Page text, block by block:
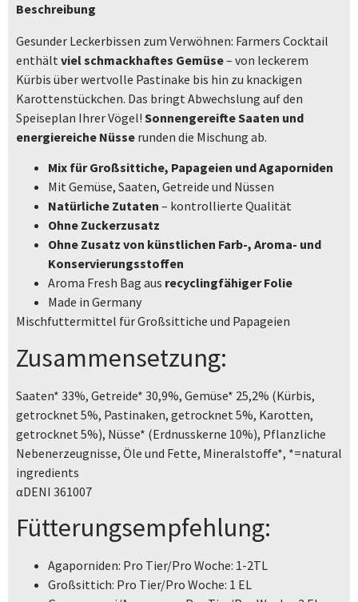
Beschreibung
Gesunder Leckerbissen zum Verwöhnen: Farmers Cocktail
enthält viel schmackhaftes Gemüse– von leckerem
Kürbis über wertvolle Pastinake bis hin zu knackigen
Karottenstückchen. Das bringt Abwechslung auf den
Speiseplan Ihrer Vögel! Sonnengereifte Saaten und
energiereiche Nüsse runden die Mischung ab.
Mix für Großsittiche, Papageien und Agaporniden
Mit Gemüse, Saaten, Getreide und Nüssen
Natürliche Zutaten – kontrollierte Qualität
Ohne Zuckerzusatz
Ohne Zusatz von künstlichen Farb-, Aroma- und
Konservierungsstoffen
Aroma Fresh Bag aus recyclingfähiger Folie
Made in Germany
Mischfuttermittel für Großsittiche und Papageien
Zusammensetzung:
Saaten* 33%, Getreide* 30,9%, Gemüse* 25,2% (Kürbis,
getrocknet 5%, Pastinaken, getrocknet 5%, Karotten,
getrocknet 5%), Nüsse* (Erdnusskerne 10%), Pflanzliche
Nebenerzeugnisse, Öle und Fette, Mineralstoffe*, *=natural
ingredients
αDENI 361007
Fütterungsempfehlung:
Agaporniden: Pro Tier/Pro Woche: 1-2TL
Großsittich: Pro Tier/Pro Woche: 1 EL